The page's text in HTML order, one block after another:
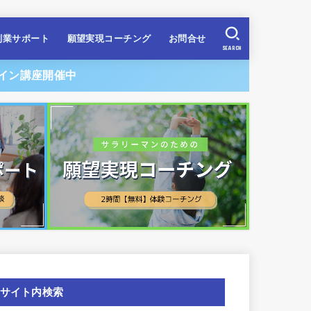
サポート 願望実現コーチング お問合せ
SEARCH
ン講座開催中
サイト内検索